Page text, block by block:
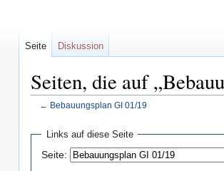
Seiten, die auf
← Bebauungsplan GI 01/19
Navigation
springen
springen
Links auf diese Seite
Seite:
Seite Diskussion